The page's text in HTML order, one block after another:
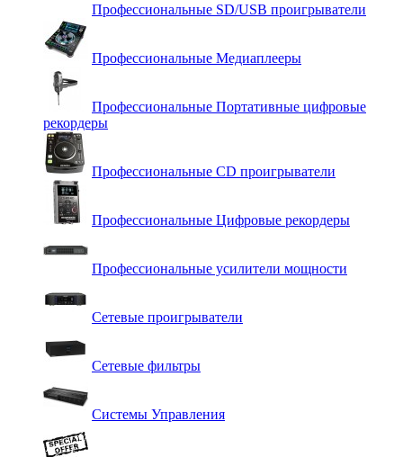
Профессиональные SD/USB проигрыватели
Профессиональные Медиаплееры
Профессиональные Портативные цифровые
рекордеры
Профессиональные СD проигрыватели
Профессиональные Цифровые рекордеры
Профессиональные усилители мощности
Сетевые проигрыватели
Сетевые фильтры
Системы Управления